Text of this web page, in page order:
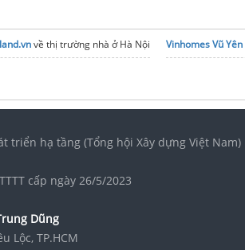
về thị trường nhà ở Hà Nội Vinhomes Vũ
triển hạ tầng (Tổng hội Xây dựng Việt Nam)
cấp ngày 26/5/2023
Dũng
Lộc, TP.HCM